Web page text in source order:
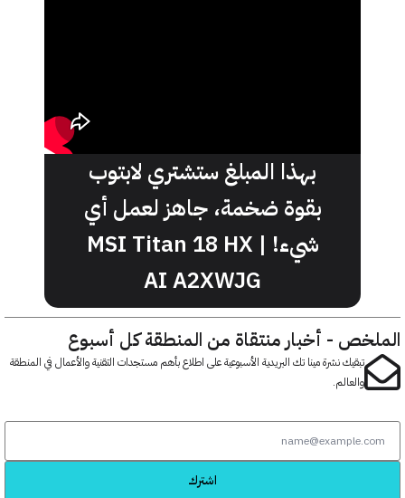
بهذا المبلغ ستشتري لابتوب
بقوة ضخمة، جاهز لعمل أي
شيء! | MSI Titan 18 HX
AI A2XWJG
- أخبار منتقاة من المنطقة كل أسبوع
تبقيك نشرة مينا تك البريدية الأسبوعية على اطلاع بأهم مستجدات التقنية والأعمال في المنطقة
والعالم.